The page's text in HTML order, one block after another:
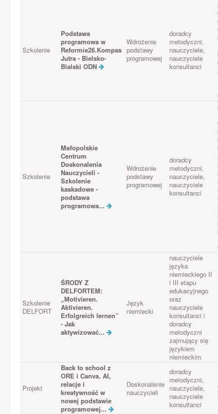
Szkolenie
Podstawa
programowa w
Reformie26.Kompas
Jutra - Bielsko-
Bialski ODN
Wdrożenie
podstawy
programowej
doradcy
metodyczni,
nauczyciele,
nauczyciele
konsultanci
Szkolenie
Małopolskie
Centrum
Doskonalenia
Nauczycieli -
Szkolenie
kaskadowe -
podstawa
programowa...
Wdrożenie
podstawy
programowej
doradcy
metodyczni,
nauczyciele,
nauczyciele
konsultanci
Szkolenie
DELFORT
ŚRODY Z
DELFORTEM:
„Motivieren.
Aktivieren.
Erfolgreich lernen”
- Jak
aktywizować...
Język
niemiecki
nauczyciele
języka
niemieckiego II
i III etapu
edukacyjnego
oraz
nauczyciele
konsultanci i
doradcy
metodyczni
zajmujący się
językiem
niemieckim
Projekt
Back to school z
ORE i Canva. AI,
relacje i
kreatywność w
nowej podstawie
programowej...
Doskonalenie
nauczycieli
doradcy
metodyczni,
nauczyciele,
nauczyciele
konsultanci